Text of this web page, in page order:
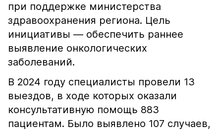
при поддержке министерства
здравоохранения региона. Цель
инициативы — обеспечить раннее
выявление онкологических
заболеваний.
В 2024 году специалисты провели 13
выездов, в ходе которых оказали
консультативную помощь 883
пациентам. Было выявлено 107 случаев,